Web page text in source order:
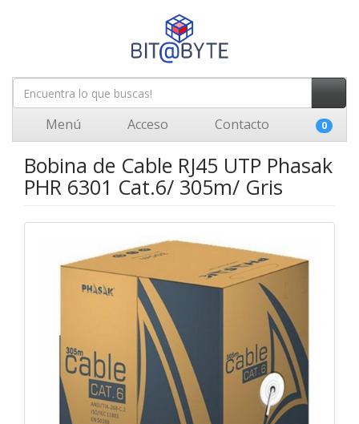
Menú Acceso Contacto 0
Bobina de Cable RJ45 UTP Phasak
PHR 6301 Cat.6/ 305m/ Gris